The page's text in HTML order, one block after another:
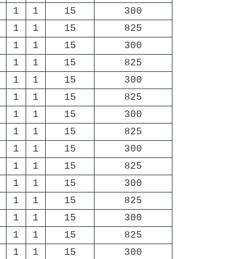
1 1 15
300
1 1 15
825
1 1 15
300
1 1 15
825
1 1 15
300
1 1 15
825
1 1 15
300
1 1 15
825
1 1 15
300
1 1 15
825
1 1 15
300
1 1 15
825
1 1 15
300
1 1 15
825
1 1 15
300